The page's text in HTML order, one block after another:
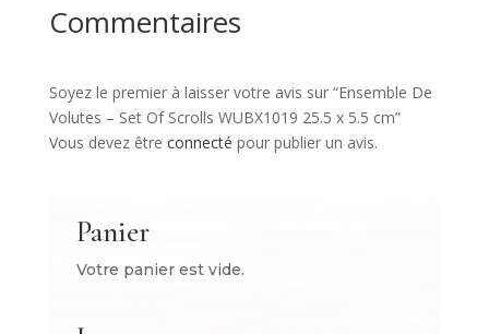
Commentaires
Soyez le premier à laisser votre avis sur “Ensemble De
Volutes – Set Of Scrolls WUBX1019 25.5 x 5.5 cm”
Vous devez être connecté pour publier un avis.
Panier
Votre panier est vide.